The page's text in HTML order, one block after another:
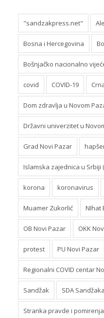
"sandzakpress.net"
Bosna i Hercegovina
Bošnjačko nacionalno
covid COVID-19
Dom zdravlja u Novom
Državni univerzitet u
Grad Novi Pazar
Islamska zajednica u Srbiji
korona koronavirus
Muamer Zukorlić NIhat
OB Novi Pazar OKK
protest PU Novi Pazar
Regionalni COVID centar
Sandžak SDA Sandžaka
Stranka pravde i pomirenja